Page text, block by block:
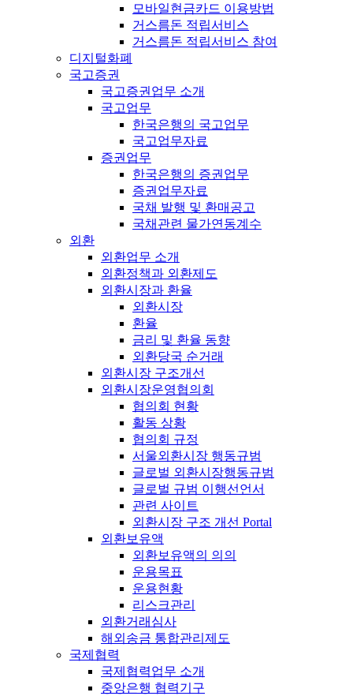
모바일현금카드 이용방법
거스름돈 적립서비스
거스름돈 적립서비스 참여
디지털화폐
국고증권
국고증권업무 소개
국고업무
한국은행의 국고업무
국고업무자료
증권업무
한국은행의 증권업무
증권업무자료
국채 발행 및 환매공고
국채관련 물가연동계수
외환
외환업무 소개
외환정책과 외환제도
외환시장과 환율
외환시장
환율
금리 및 환율 동향
외환당국 순거래
외환시장 구조개선
외환시장운영협의회
협의회 현황
활동 상황
협의회 규정
서울외환시장 행동규범
글로벌 외환시장행동규범
글로벌 규범 이행선언서
관련 사이트
외환시장 구조 개선 Portal
외환보유액
외환보유액의 의의
운용목표
운용현황
리스크관리
외환거래심사
해외송금 통합관리제도
국제협력
국제협력업무 소개
중앙은행 협력기구